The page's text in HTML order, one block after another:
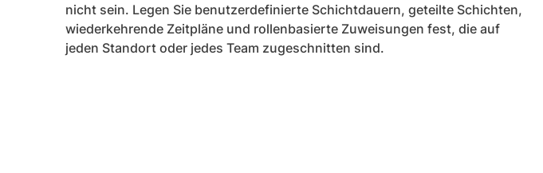
nicht sein. Legen Sie benutzerdefinierte Schichtdauern, geteilte Schichten,
wiederkehrende Zeitpläne und rollenbasierte Zuweisungen fest, die auf
jeden Standort oder jedes Team zugeschnitten sind.